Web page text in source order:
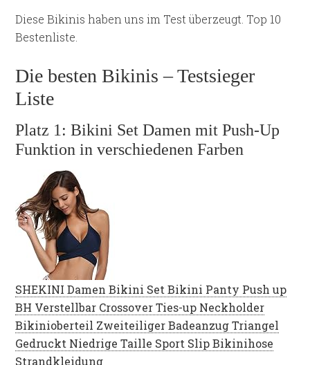
Diese Bikinis haben uns im Test überzeugt. Top 10
Bestenliste.
Die besten Bikinis – Testsieger
Liste
Platz 1: Bikini Set Damen mit Push-Up
Funktion in verschiedenen Farben
SHEKINI Damen Bikini Set Bikini Panty Push up
BH Verstellbar Crossover Ties-up Neckholder
Bikinioberteil Zweiteiliger Badeanzug Triangel
Gedruckt Niedrige Taille Sport Slip Bikinihose
Strandkleidung